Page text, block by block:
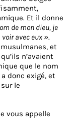
Et il donne
de mon dieu, je
voir avec eux ».
et
n’avaient
que le nom
donc exigé, et
le
vous appelle